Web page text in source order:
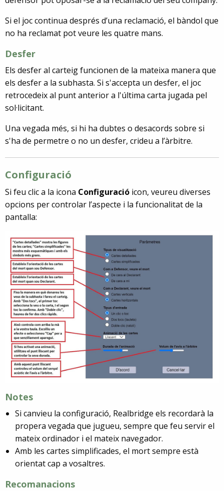
Si el joc continua després d’una reclamació, el bàndol que
no ha reclamat pot veure les quatre mans.
Desfer
Els desfer al carteig funcionen de la mateixa manera que
els desfer a la subhasta. Si s'accepta un desfer, el joc
retrocedeix al punt anterior a l'última carta jugada pel
sol·licitant.
Una vegada més, si hi ha dubtes o desacords sobre si
s'ha de permetre o no un desfer, crideu a l’àrbitre.
Configuració
Si feu clic a la icona Configuració icon, veureu diverses
opcions per controlar l’aspecte i la funcionalitat de la
pantalla:
Notes
Si canvieu la configuració, Realbridge els recordarà la
propera vegada que jugueu, sempre que feu servir el
mateix ordinador i el mateix navegador.
Amb les cartes simplificades, el mort sempre està
orientat cap a vosaltres.
Recomanacions